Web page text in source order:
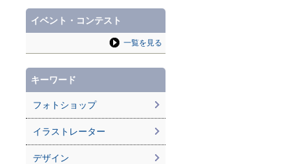
イベント・コンテスト
一覧を見る
キーワード
フォトショップ
イラストレーター
デザイン